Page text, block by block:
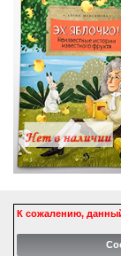
К сожалению,